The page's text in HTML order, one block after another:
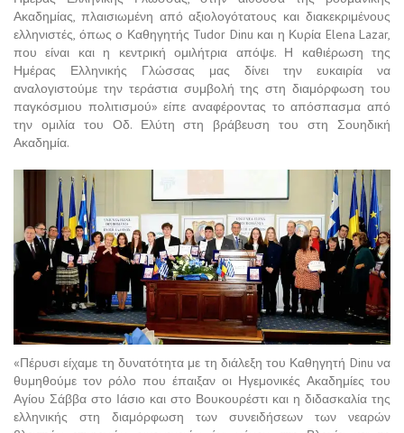
Ακαδημίας, πλαισιωμένη από αξιολογότατους και διακεκριμένους
ελληνιστές, όπως ο Καθηγητής Tudor Dinu και η Κυρία Elena Lazar,
που είναι και η κεντρική ομιλήτρια απόψε. Η καθιέρωση της
Ημέρας Ελληνικής Γλώσσας μας δίνει την ευκαιρία να
αναλογιστούμε την τεράστια συμβολή της στη διαμόρφωση του
παγκόσμιου πολιτισμού» είπε αναφέροντας το απόσπασμα από
την ομιλία του Οδ. Ελύτη στη βράβευση του στη Σουηδική
Ακαδημία.
«Πέρυσι είχαμε τη δυνατότητα με τη διάλεξη του Καθηγητή Dinu να
θυμηθούμε τον ρόλο που έπαιξαν οι Ηγεμονικές Ακαδημίες του
Αγίου Σάββα στο Ιάσιο και στο Βουκουρέστι και η διδασκαλία της
ελληνικής στη διαμόρφωση των συνειδήσεων των νεαρών